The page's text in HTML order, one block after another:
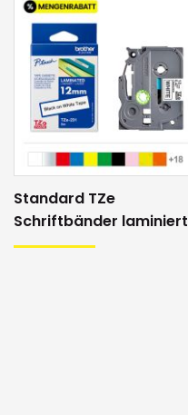
Standard TZe
Schriftbänder laminiert